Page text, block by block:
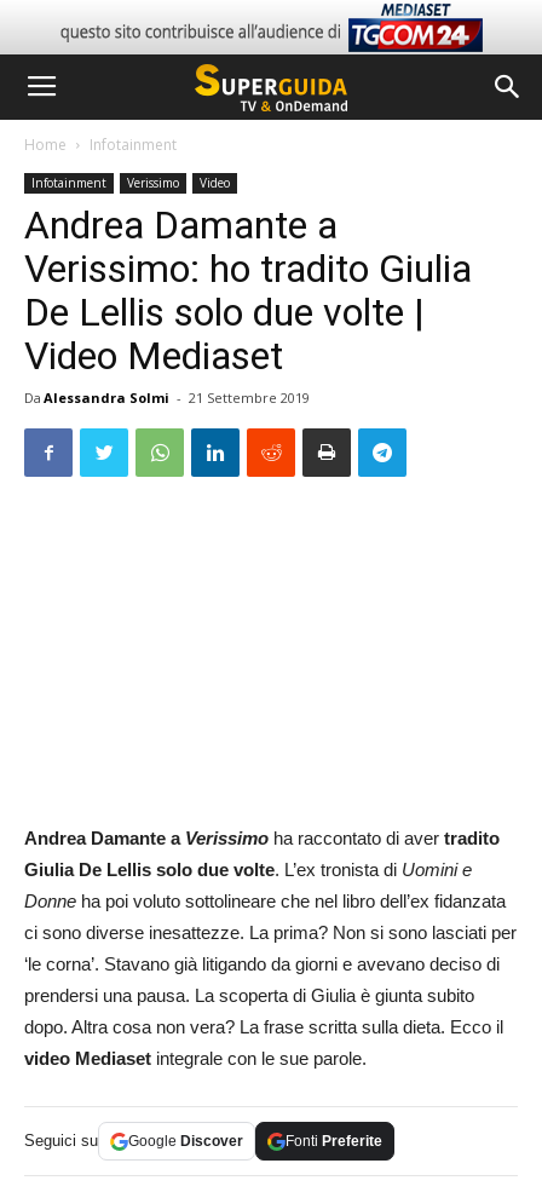
Home Infotainment
Infotainment Verissimo Video
Andrea Damante a
Verissimo: ho tradito Giulia
De Lellis solo due volte |
Video Mediaset
Da Alessandra Solmi - 21 Settembre 2019
Andrea Damante a Verissimo ha raccontato di aver tradito
Giulia De Lellis solo due volte. L’ex tronista di Uomini e
Donne ha poi voluto sottolineare che nel libro dell’ex fidanzata
ci sono diverse inesattezze. La prima? Non si sono lasciati per
‘le corna’. Stavano già litigando da giorni e avevano deciso di
prendersi una pausa. La scoperta di Giulia è giunta subito
dopo. Altra cosa non vera? La frase scritta sulla dieta. Ecco il
video Mediaset integrale con le sue parole.
Seguici su Google Discover Fonti Preferite